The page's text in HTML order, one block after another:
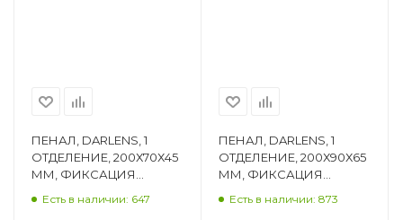
ПЕНАЛ, DARLENS, 1
ОТДЕЛЕНИЕ, 200Х70Х45
ММ, ФИКСАЦИЯ
Есть в наличии: 647
ПЕНАЛ, DARLENS, 1
ОТДЕЛЕНИЕ, 200Х90Х65
ММ, ФИКСАЦИЯ
Есть в наличии: 873